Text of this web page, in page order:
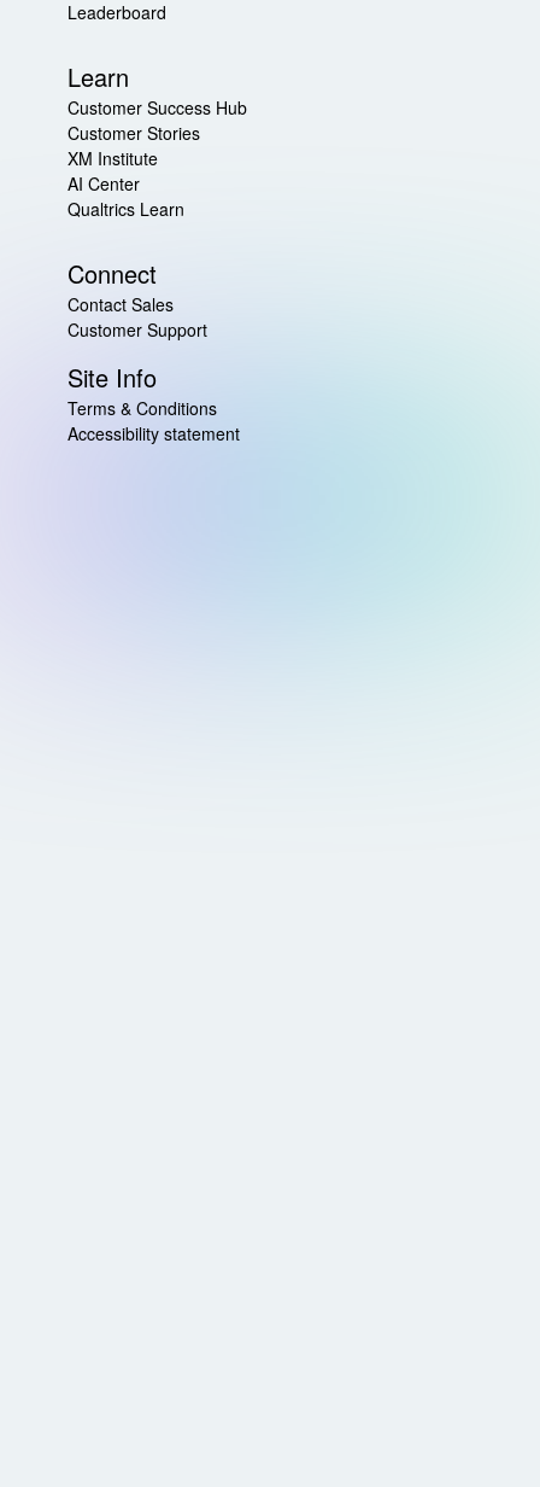
Leaderboard
Learn
Customer Success Hub
Customer Stories
XM Institute
AI Center
Qualtrics Learn
Connect
Contact Sales
Customer Support
Site Info
Terms & Conditions
Accessibility statement